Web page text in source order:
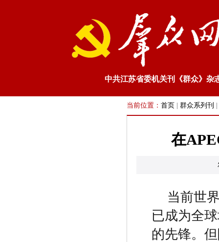
中共江苏省委机关刊《群众》杂
当前位置： 首页 群众系列刊
在
当前世
已成为全
的先锋。